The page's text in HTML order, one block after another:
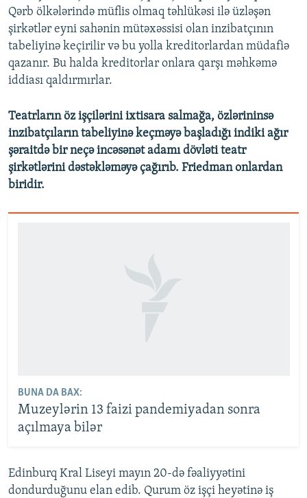
Qərb ölkələrində müflis olmaq təhlükəsi ilə üzləşən
şirkətlər eyni sahənin mütəxəssisi olan inzibatçının
tabeliyinə keçirilir və bu yolla kreditorlardan müdafiə
qazanır. Bu halda kreditorlar onlara qarşı məhkəmə
iddiası qaldırmırlar.
Teatrların öz işçilərini ixtisara salmağa, özlərininsə
inzibatçıların tabeliyinə keçməyə başladığı indiki ağır
şəraitdə bir neçə incəsənət adamı dövləti teatr
şirkətlərini dəstəkləməyə çağırıb. Friedman onlardan
biridir.
BUNA DA BAX:
Muzeylərin 13 faizi pandemiyadan sonra
açılmaya bilər
Edinburq Kral Liseyi mayın 20-də fəaliyyətini
dondurduğunu elan edib. Qurum öz işçi heyətinə iş